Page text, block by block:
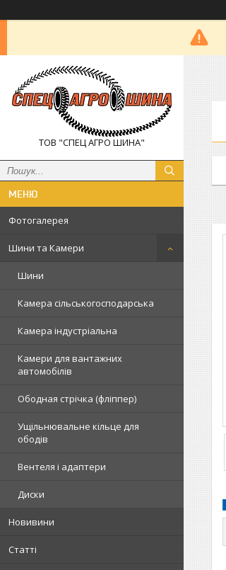
ТОВ "СПЕЦ АГРО ШИНА"
Фотогалерея
Шини та Камери
Шини
Камера сільськогосподарська
Камера індустріальна
Камери для вантажних
автомобілів
Ободная стрічка (фліппер)
Ущільнювальне кільце для
ободів
Вентеля і адаптери
Диски
Новивини
Статті